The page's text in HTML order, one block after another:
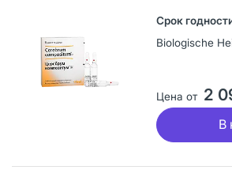
Цена от 2
В